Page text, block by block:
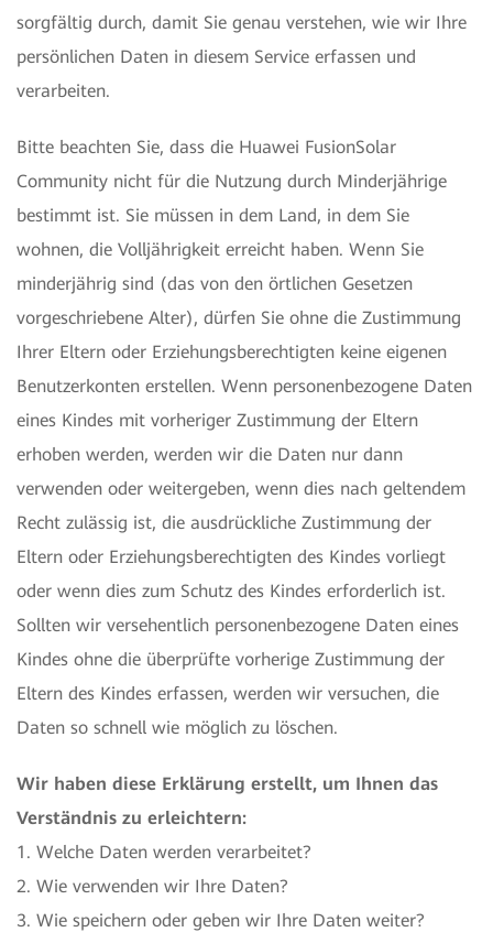
sorgfältig durch, damit Sie genau verstehen, wie wir Ihre
persönlichen Daten in diesem Service erfassen und
verarbeiten.
Bitte beachten Sie, dass die Huawei FusionSolar
Community nicht für die Nutzung durch Minderjährige
bestimmt ist. Sie müssen in dem Land, in dem Sie
wohnen, die Volljährigkeit erreicht haben. Wenn Sie
minderjährig sind (das von den örtlichen Gesetzen
vorgeschriebene Alter), dürfen Sie ohne die Zustimmung
Ihrer Eltern oder Erziehungsberechtigten keine eigenen
Benutzerkonten erstellen. Wenn personenbezogene Daten
eines Kindes mit vorheriger Zustimmung der Eltern
erhoben werden, werden wir die Daten nur dann
verwenden oder weitergeben, wenn dies nach geltendem
Recht zulässig ist, die ausdrückliche Zustimmung der
Eltern oder Erziehungsberechtigten des Kindes vorliegt
oder wenn dies zum Schutz des Kindes erforderlich ist.
Sollten wir versehentlich personenbezogene Daten eines
Kindes ohne die überprüfte vorherige Zustimmung der
Eltern des Kindes erfassen, werden wir versuchen, die
Daten so schnell wie möglich zu löschen.
Wir haben diese Erklärung erstellt, um Ihnen das
Verständnis zu erleichtern:
1. Welche Daten werden verarbeitet?
2. Wie verwenden wir Ihre Daten?
3. Wie speichern oder geben wir Ihre Daten weiter?